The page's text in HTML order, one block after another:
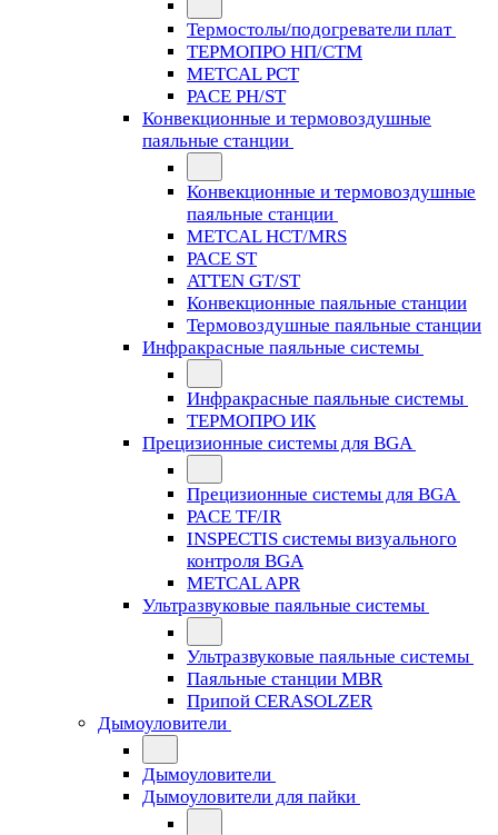
Термостолы/подогреватели плат
ТЕРМОПРО НП/СТМ
METCAL PCT
PACE PH/ST
Конвекционные и термовоздушные
паяльные станции
Конвекционные и термовоздушные
паяльные станции
METCAL HCT/MRS
PACE ST
ATTEN GT/ST
Конвекционные паяльные станции
Термовоздушные паяльные станции
Инфракрасные паяльные системы
Инфракрасные паяльные системы
ТЕРМОПРО ИК
Прецизионные системы для BGA
Прецизионные системы для BGA
PACE TF/IR
INSPECTIS системы визуального
контроля BGA
METCAL APR
Ультразвуковые паяльные системы
Ультразвуковые паяльные системы
Паяльные станции MBR
Припой CERASOLZER
Дымоуловители
Дымоуловители
Дымоуловители для пайки